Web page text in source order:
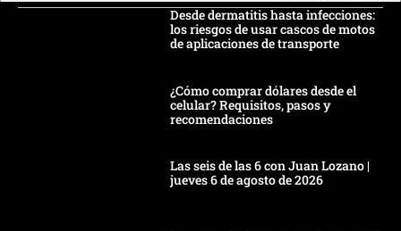
Desde dermatitis hasta infecciones:
los riesgos de usar cascos de motos
de aplicaciones de transporte
¿Cómo comprar dólares desde el
celular? Requisitos, pasos y
recomendaciones
Las seis de las 6 con Juan Lozano |
jueves 6 de agosto de 2026